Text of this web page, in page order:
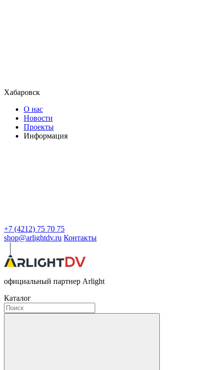
Хабаровск
О нас
Новости
Проекты
Информация
+7 (4212) 75 70 75
shop@arlightdv.ru Контакты
официальный партнер Arlight
Каталог